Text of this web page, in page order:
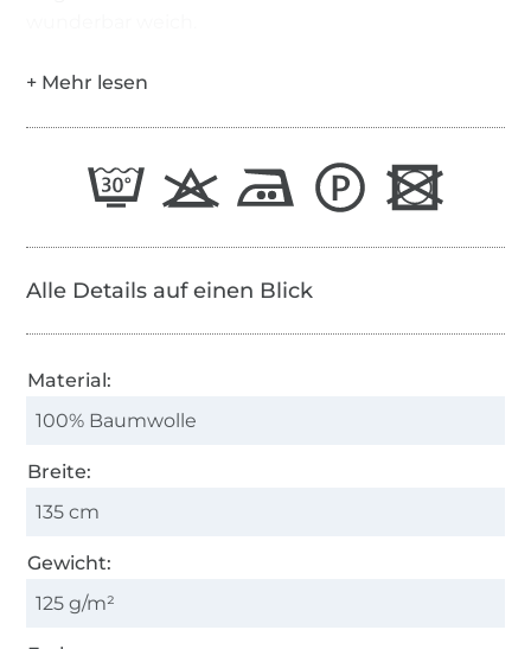
Alle Details auf einen Blick
Material:
100% Baumwolle
Breite:
135 cm
Gewicht:
125 g/m²